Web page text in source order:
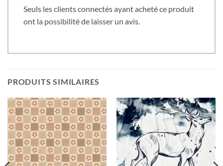
Seuls les clients connectés ayant acheté ce produit
ont la possibilité de laisser un avis.
PRODUITS SIMILAIRES